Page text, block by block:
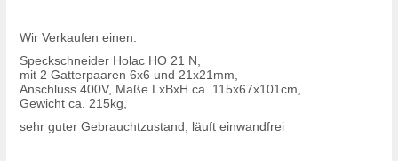
Wir Verkaufen einen:
Speckschneider Holac HO 21 N,
mit 2 Gatterpaaren 6x6 und 21x21mm,
Anschluss 400V, Maße LxBxH ca. 115x67x101cm,
Gewicht ca. 215kg,
sehr guter Gebrauchtzustand, läuft einwandfrei